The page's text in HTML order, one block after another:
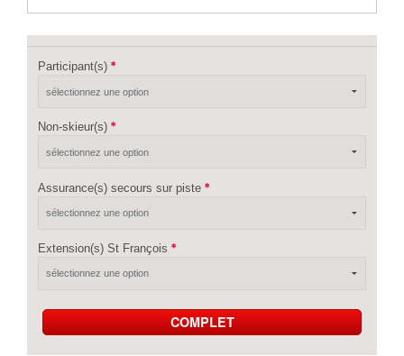
Participant(s)
Non-skieur(s)
Assurance(s) secours sur piste
Extension(s) St François
COMPLET